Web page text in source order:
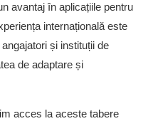
avantaj în aplicațiile pentru
internațională este
și instituții de
de adaptare și
acces la aceste tabere